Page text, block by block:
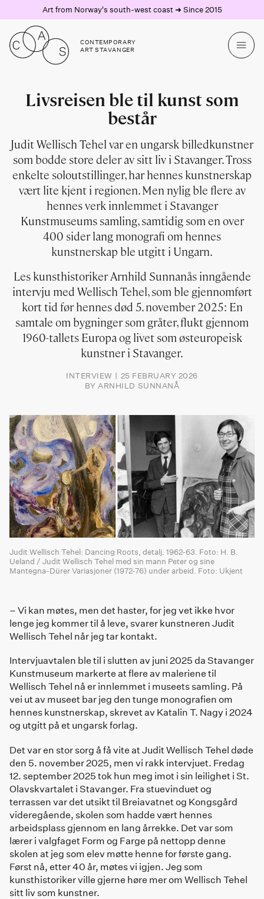
Art from Norway's south-west coast ➜ Since 2015
CONTEMPORARY
ART STAVANGER
Livsreisen ble til kunst som
består
Judit Wellisch Tehel var en ungarsk billedkunstner
som bodde store deler av sitt liv i Stavanger. Tross
enkelte soloutstillinger, har hennes kunstnerskap
vært lite kjent i regionen. Men nylig ble flere av
hennes verk innlemmet i Stavanger
Kunstmuseums samling, samtidig som en over
400 sider lang monografi om hennes
kunstnerskap ble utgitt i Ungarn.
Les kunsthistoriker Arnhild Sunnanås inngående
intervju med Wellisch Tehel, som ble gjennomført
kort tid før hennes død 5. november 2025: En
samtale om bygninger som gråter, flukt gjennom
1960-tallets Europa og livet som østeuropeisk
kunstner i Stavanger.
INTERVIEW
25 FEBRUARY 2026
BY ARNHILD SUNNANÅ
Judit Wellisch Tehel: Dancing Roots, detalj. 1962-63. Foto: H. B.
Ueland / Judit Wellisch Tehel med sin mann Peter og sine
Mantegna-Dürer Variasjoner (1972-76) under arbeid. Foto: Ukjent
– Vi kan møtes, men det haster, for jeg vet ikke hvor
lenge jeg kommer til å leve, svarer kunstneren Judit
Wellisch Tehel når jeg tar kontakt.
Intervjuavtalen ble til i slutten av juni 2025 da Stavanger
Kunstmuseum markerte at flere av maleriene til
Wellisch Tehel nå er innlemmet i museets samling. På
vei ut av museet bar jeg den tunge monografien om
hennes kunstnerskap, skrevet av Katalin T. Nagy i 2024
og utgitt på et ungarsk forlag.
Det var en stor sorg å få vite at Judit Wellisch Tehel døde
den 5. november 2025, men vi rakk intervjuet. Fredag
12. september 2025 tok hun meg imot i sin leilighet i St.
Olavskvartalet i Stavanger. Fra stuevinduet og
terrassen var det utsikt til Breiavatnet og Kongsgård
videregående, skolen som hadde vært hennes
arbeidsplass gjennom en lang årrekke. Det var som
lærer i valgfaget Form og Farge på nettopp denne
skolen at jeg som elev møtte henne for første gang.
Først nå, etter 40 år, møtes vi igjen. Jeg som
kunsthistoriker ville gjerne høre mer om Wellisch Tehel
sitt liv som kunstner.